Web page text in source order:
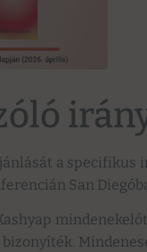
a specifikus
San